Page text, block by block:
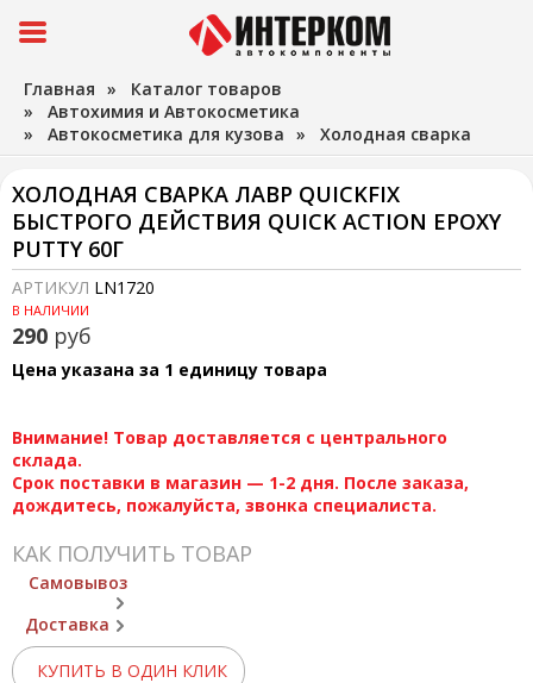
Главная » Каталог товаров
» Автохимия и Автокосметика
» Автокосметика для кузова » Холодная сварка
ХОЛОДНАЯ СВАРКА ЛАВР QUICKFIX
БЫСТРОГО ДЕЙСТВИЯ QUICK ACTION EPOXY
PUTTY 60Г
АРТИКУЛ LN1720
В НАЛИЧИИ
290 руб
Цена указана за 1 единицу товара
Внимание! Товар доставляется с центрального
склада.
Срок поставки в магазин — 1-2 дня. После заказа,
дождитесь, пожалуйста, звонка специалиста.
КАК ПОЛУЧИТЬ ТОВАР
Самовывоз
Доставка
КУПИТЬ В ОДИН КЛИК